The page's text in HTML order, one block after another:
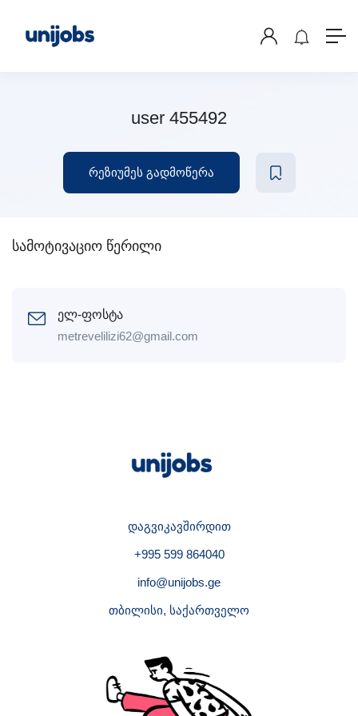
user 455492
რეზიუმეს გადმოწერა
სამოტივაციო წერილი
ელ-ფოსტა
metrevelilizi62@gmail.com
დაგვიკავშირდით
+995 599 864040
info@unijobs.ge
თბილისი, საქართველო